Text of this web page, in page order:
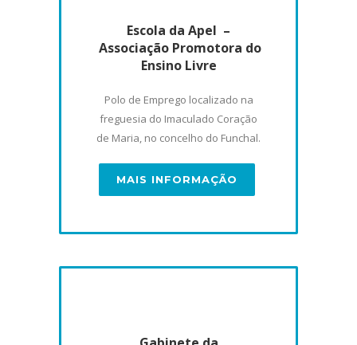
Escola da Apel –
Associação Promotora do
Ensino Livre
Polo de Emprego localizado na
freguesia do Imaculado Coração
de Maria, no concelho do Funchal.
MAIS INFORMAÇÃO